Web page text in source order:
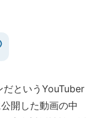
というYouTuber
開した動画の中